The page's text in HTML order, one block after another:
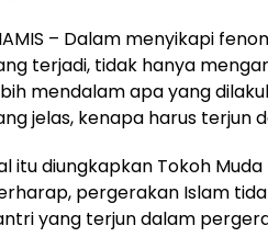
– Dalam menyikapi
terjadi, tidak hanya
mendalam apa yang
jelas, kenapa harus terjun
itu diungkapkan Tokoh
pergerakan Islam
yang terjun dalam